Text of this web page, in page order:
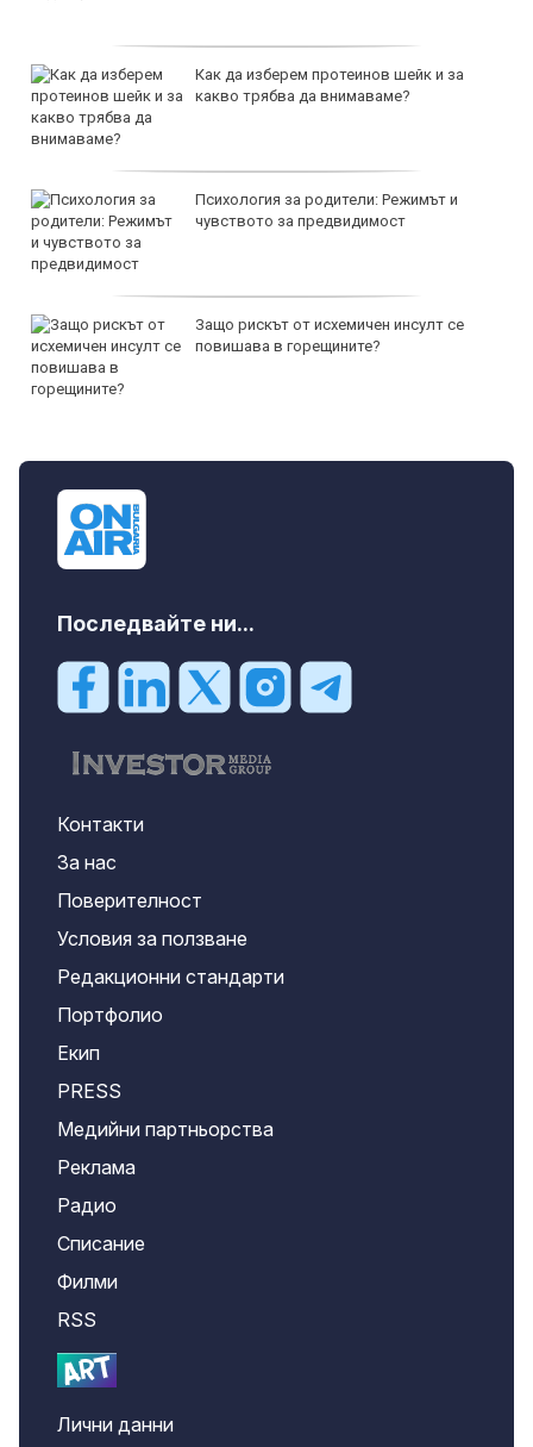
Как да изберем протеинов шейк и за
какво трябва да внимаваме?
Психология за родители: Режимът и
чувството за предвидимост
Защо рискът от исхемичен инсулт се
повишава в горещините?
Последвайте ни...
Контакти
За нас
Поверителност
Условия за ползване
Редакционни стандарти
Портфолио
Екип
PRESS
Медийни партньорства
Реклама
Радио
Списание
Филми
RSS
Лични данни